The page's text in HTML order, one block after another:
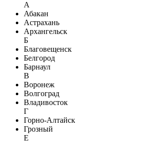
А
Абакан
Астрахань
Архангельск
Б
Благовещенск
Белгород
Барнаул
В
Воронеж
Волгоград
Владивосток
Г
Горно-Алтайск
Грозный
Е